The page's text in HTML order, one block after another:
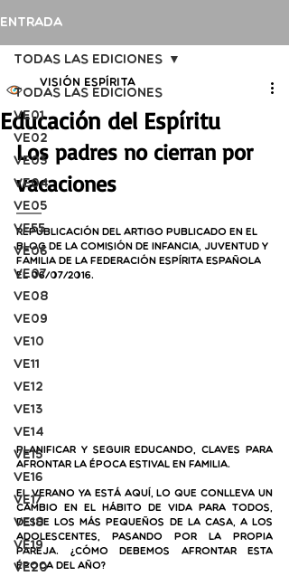
Entrada
Todas las ediciones
VE01
VE02
VE03
VE04
VE05
VE55
VE06
VE07
VE08
VE09
VE10
VE11
VE12
VE13
VE14
VE15
VE16
VE17
VE18
VE19
VE20
Todas las ediciones
Educación del Espíritu
Visión Espírita
Los padres no cierran por
vacaciones
Republicación del artigo publicado en el
blog de la Comisión de Infancia, Juventud y
Familia de la Federación Espírita Española
el 06/07/2016.
Planificar y seguir educando, claves para
afrontar la época estival en familia.
El verano ya está aquí, lo que conlleva un
cambio en el hábito de vida para todos,
desde los más pequeños de la casa, a los
adolescentes, pasando por la propia
pareja. ¿Cómo debemos afrontar esta
época del año?